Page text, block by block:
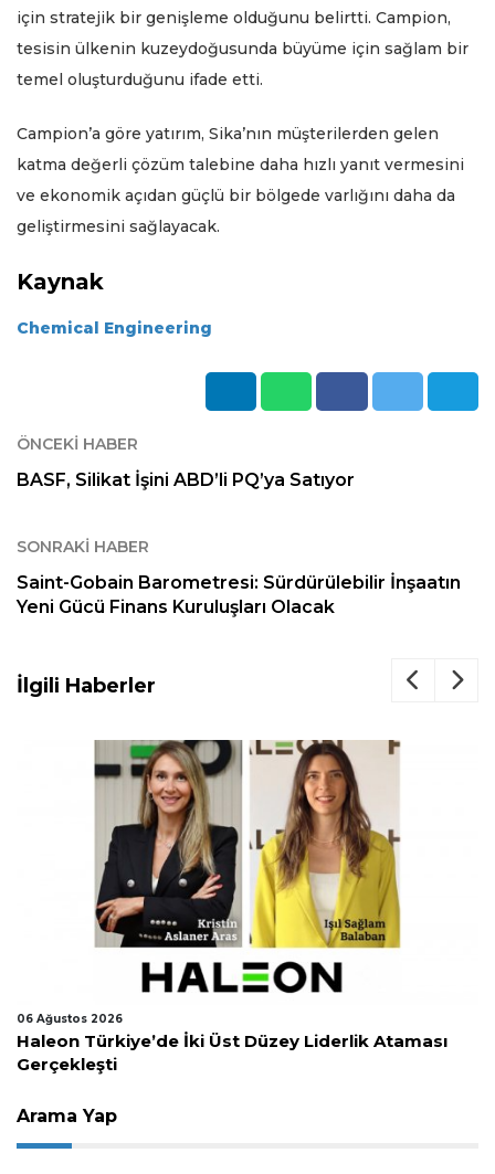
için stratejik bir genişleme olduğunu belirtti. Campion,
tesisin ülkenin kuzeydoğusunda büyüme için sağlam bir
temel oluşturduğunu ifade etti.
Campion’a göre yatırım, Sika’nın müşterilerden gelen
katma değerli çözüm talebine daha hızlı yanıt vermesini
ve ekonomik açıdan güçlü bir bölgede varlığını daha da
geliştirmesini sağlayacak.
Kaynak
Chemical Engineering
ÖNCEKI HABER
BASF, Silikat İşini ABD’li PQ’ya Satıyor
SONRAKI HABER
Saint-Gobain Barometresi: Sürdürülebilir İnşaatın
Yeni Gücü Finans Kuruluşları Olacak
İlgili Haberler
06 Ağustos 2026
Haleon Türkiye’de İki Üst Düzey Liderlik Ataması
Gerçekleşti
Arama Yap